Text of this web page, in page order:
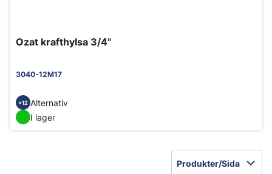
Ozat krafthylsa 3/4"
3040-12M17
+12 Alternativ
I lager
Produkter/Sida